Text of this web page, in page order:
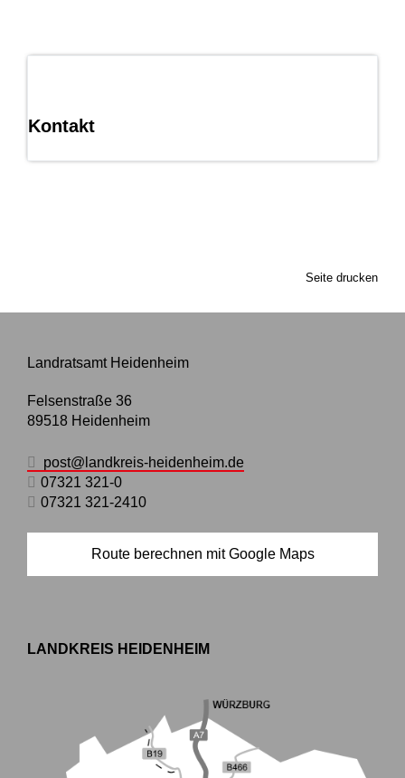
Kontakt
Seite drucken
Landratsamt Heidenheim
Felsenstraße 36
89518 Heidenheim
post@landkreis-heidenheim.de
07321 321-0
07321 321-2410
Route berechnen mit Google Maps
LANDKREIS HEIDENHEIM